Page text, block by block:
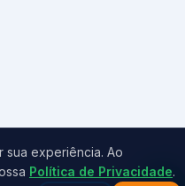
sua experiência. Ao
Política de Privacidade.